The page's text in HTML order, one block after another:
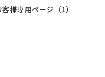
わせ
客様専用ページ（1）